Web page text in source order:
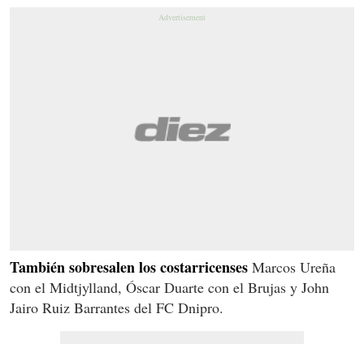
También sobresalen los costarricenses Marcos Ureña
con el Midtjylland, Óscar Duarte con el Brujas y John
Jairo Ruiz Barrantes del FC Dnipro.